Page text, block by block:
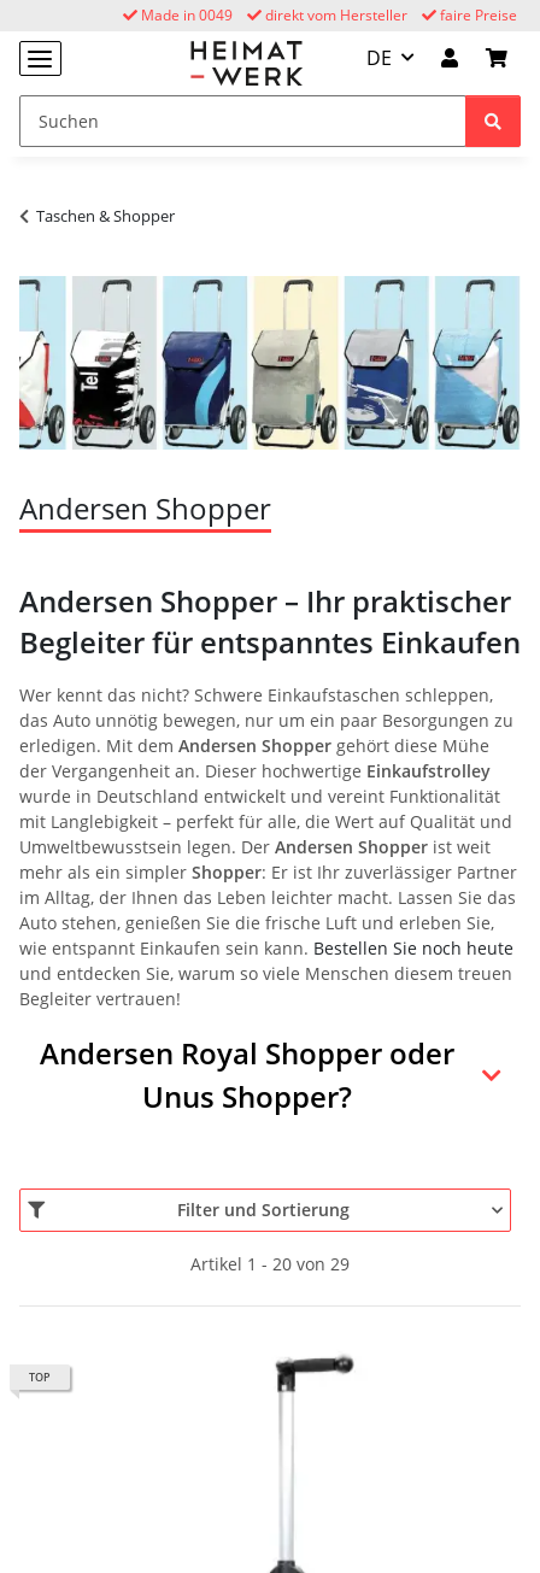
faire Preise
direkt vom Hersteller
Made in 0049
DE
Taschen & Shopper
Andersen Shopper
Andersen Shopper – Ihr praktischer
Begleiter für entspanntes Einkaufen
Wer kennt das nicht? Schwere Einkaufstaschen schleppen,
das Auto unnötig bewegen, nur um ein paar Besorgungen zu
erledigen. Mit dem Andersen Shopper gehört diese Mühe
der Vergangenheit an. Dieser hochwertige Einkaufstrolley
wurde in Deutschland entwickelt und vereint Funktionalität
mit Langlebigkeit – perfekt für alle, die Wert auf Qualität und
Umweltbewusstsein legen. Der Andersen Shopper ist weit
mehr als ein simpler Shopper: Er ist Ihr zuverlässiger Partner
im Alltag, der Ihnen das Leben leichter macht. Lassen Sie das
Auto stehen, genießen Sie die frische Luft und erleben Sie,
wie entspannt Einkaufen sein kann. Bestellen Sie noch heute
und entdecken Sie, warum so viele Menschen diesem treuen
Begleiter vertrauen!
Andersen Royal Shopper oder
Unus Shopper?
Filter und Sortierung
Artikel 1 - 20 von 29
TOP